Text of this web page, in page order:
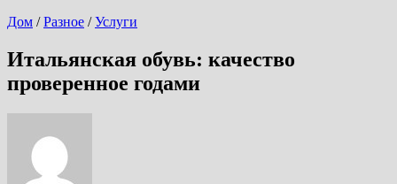
Дом /Разное /Услуги
Итальянская обувь: качество
проверенное годами